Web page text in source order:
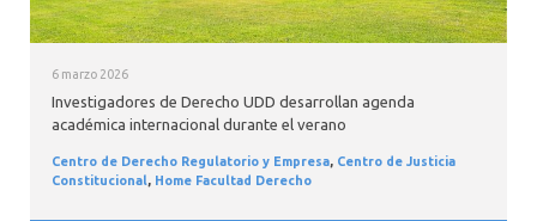
6 marzo 2026
Investigadores de Derecho UDD desarrollan agenda
académica internacional durante el verano
Centro de Derecho Regulatorio y Empresa, Centro de Justicia
Constitucional, Home Facultad Derecho